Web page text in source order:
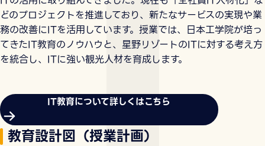
どのプロジェクトを推進しており、新たなサービスの実現や業
務の改善にITを活用しています。授業では、日本工学院が培っ
てきたIT教育のノウハウと、星野リゾートのITに対する考え方
を統合し、ITに強い観光人材を育成します。
IT教育について詳しくはこちら
教育設計図（授業計画）